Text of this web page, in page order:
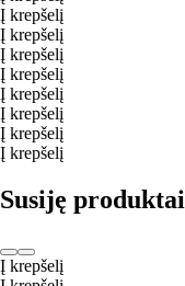
Į krepšelį
Į krepšelį
Į krepšelį
Į krepšelį
Į krepšelį
Į krepšelį
Į krepšelį
Į krepšelį
Susiję produktai
Į krepšelį